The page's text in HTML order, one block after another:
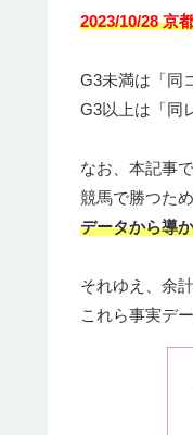
2023/10/28 京
G3未満は「同
G3以上は「同
なお、本記事
競馬で勝つた
データから導
それゆえ、余
これら事実デ